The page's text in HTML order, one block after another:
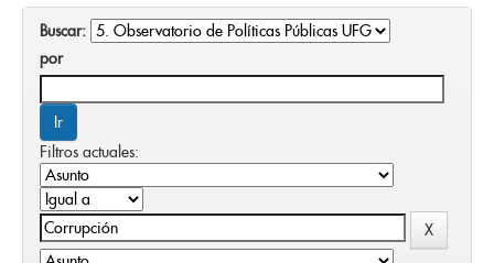
Buscar:
por
Filtros actuales: